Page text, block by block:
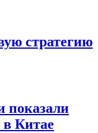
стратегию
показали
в Китае